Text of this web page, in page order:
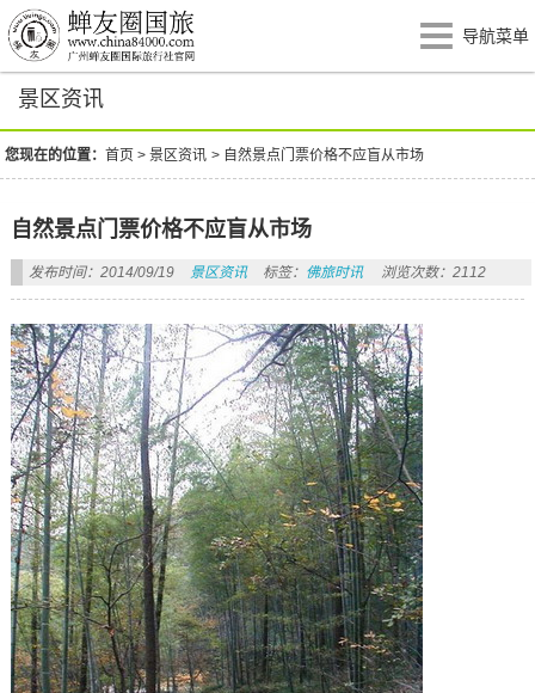
导航菜单
景区资讯
您现在的位置：首页 >景区资讯 > 自然景点门票价格不应盲从市场
自然景点门票价格不应盲从市场
发布时间：2014/09/19 景区资讯 标签： 佛旅时讯 浏览次数：2112